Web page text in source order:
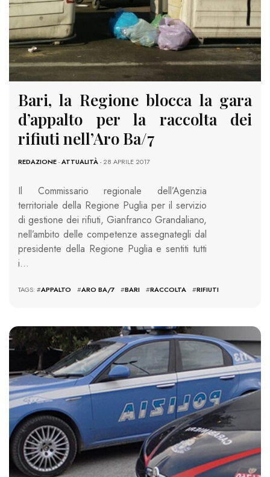
Bari, la Regione blocca la gara
d’appalto per la raccolta dei
rifiuti nell’Aro Ba/7
REDAZIONE-ATTUALITÀ- 28 APRILE 2017
Il Commissario regionale dell’Agenzia
territoriale della Regione Puglia per il servizio
di gestione dei rifiuti, Gianfranco Grandaliano,
nell’ambito delle competenze assegnategli dal
presidente della Regione Puglia e sentiti tutti
i…
TAGS: #APPALTO #ARO BA/7 #BARI #RACCOLTA #RIFIUTI
4169 VIEWS